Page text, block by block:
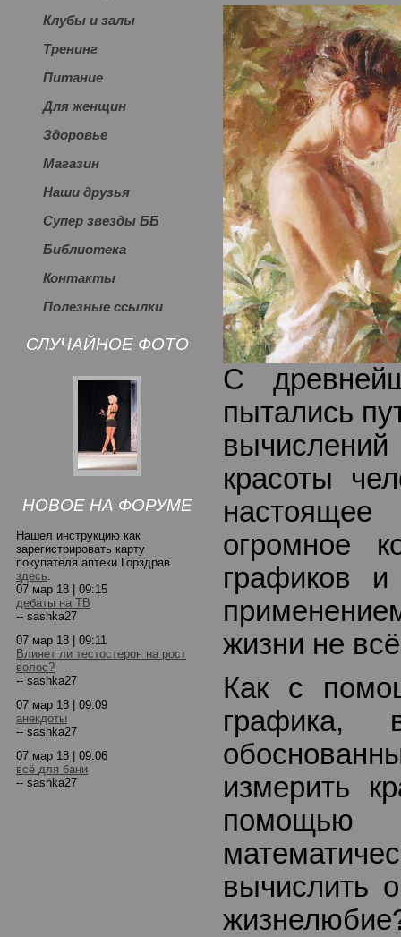
Клубы и залы
Тренинг
Питание
Для женщин
Здоровье
Магазин
Наши друзья
Супер звезды ББ
Библиотека
Контакты
Полезные ссылки
СЛУЧАЙНОЕ ФОТО
НОВОЕ НА ФОРУМЕ
Нашел инструкцию как
зарегистрировать карту
покупателя аптеки Горздрав
здесь.
07 мар 18 | 09:15
дебаты на ТВ
-- sashka27
07 мар 18 | 09:11
Влияет ли тестостерон на рост
волос?
-- sashka27
07 мар 18 | 09:09
анекдоты
-- sashka27
07 мар 18 | 09:06
всё для бани
-- sashka27
С
пытались
красоты
настоящее
огромное
графиков
жизни не
Как с
измерить
вычислить